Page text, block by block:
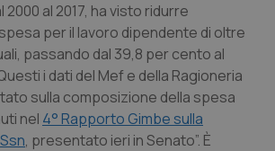
Giulia
& coronaropatie
al 2017, ha visto ridurre
per il lavoro dipendente di oltre
passando dal 39,8 per cento al
i dati del Mef e della Ragioneria
sulla composizione della spesa
nel 4° Rapporto Gimbe sulla
, presentato ieri in Senato”. È